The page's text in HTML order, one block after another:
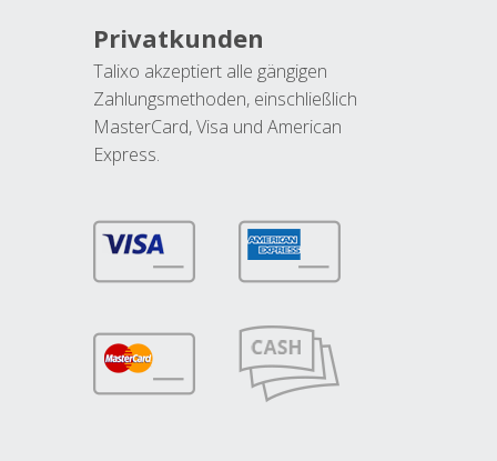
Privatkunden
Talixo akzeptiert alle gängigen
Zahlungsmethoden, einschließlich
MasterCard, Visa und American
Express.